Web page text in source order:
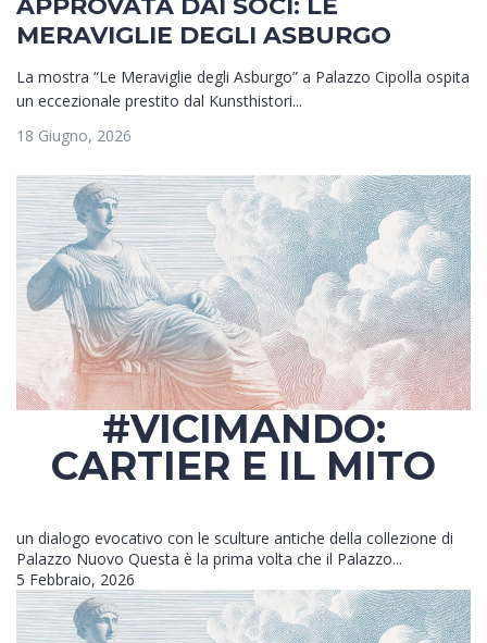
MERAVIGLIE DEGLI ASBURGO
La mostra “Le Meraviglie degli Asburgo” a Palazzo Cipolla ospita
un eccezionale prestito dal Kunsthistori...
18 Giugno, 2026
#VICIMANDO:
CARTIER E IL MITO
un dialogo evocativo con le sculture antiche della collezione di
Palazzo Nuovo Questa è la prima volta che il Palazzo...
5 Febbraio, 2026